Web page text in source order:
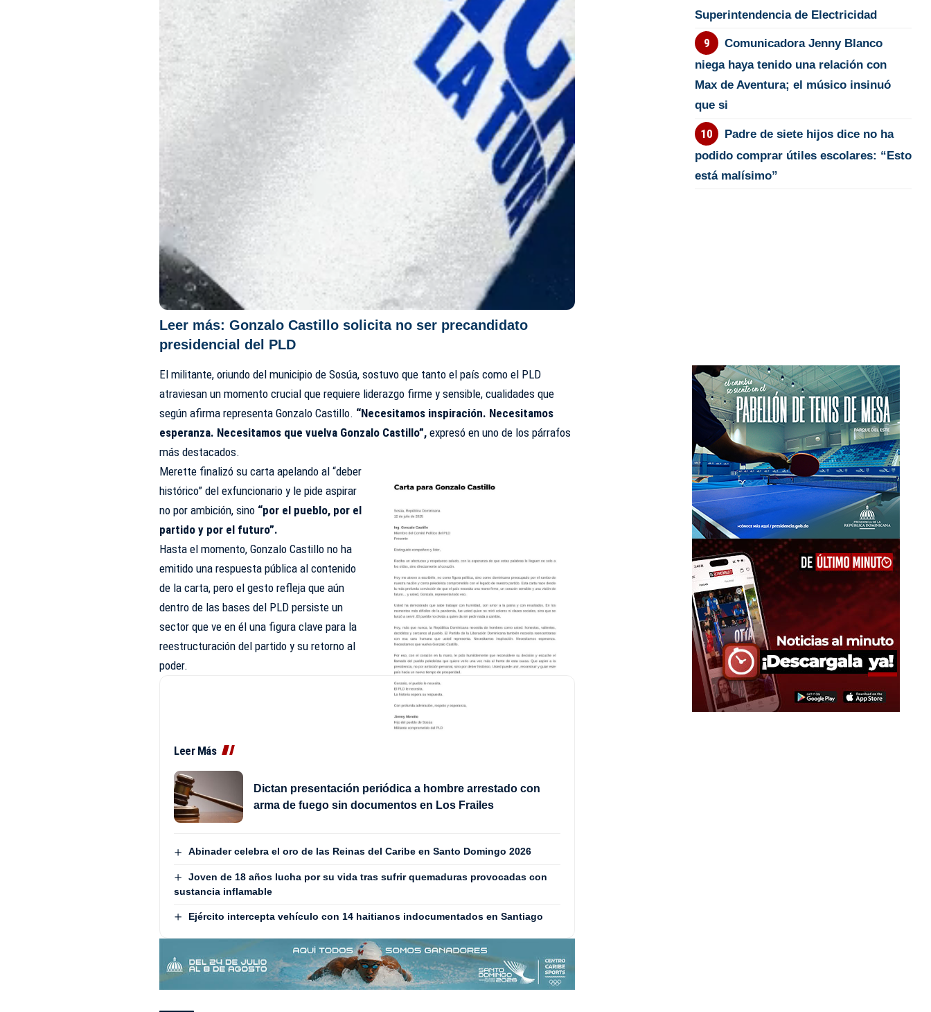
Leer más:Gonzalo Castillo solicita no ser precandidato
presidencial del PLD
El militante, oriundo del municipio de Sosúa, sostuvo que tanto el país como el PLD
atraviesan un momento crucial que requiere liderazgo firme y sensible, cualidades que
según afirma representa Gonzalo Castillo. “Necesitamos inspiración. Necesitamos
esperanza. Necesitamos que vuelva Gonzalo Castillo”,expresó en uno de los párrafos
más destacados.
Merette finalizó su carta apelando al “deber
histórico” del exfuncionario y le pide aspirar
no por ambición, sino “por el pueblo, por el
partido y por el futuro”.
Hasta el momento, Gonzalo Castillo no ha
emitido una respuesta pública al contenido
de la carta, pero el gesto refleja que aún
dentro de las bases del PLD persiste un
sector que ve en él una figura clave para la
reestructuración del partido y su retorno al
poder.
Leer Más
Dictan presentación periódica a hombre arrestado con
arma de fuego sin documentos en Los Frailes
Abinader celebra el oro de las Reinas del Caribe en Santo Domingo 2026
Joven de 18 años lucha por su vida tras sufrir quemaduras provocadas con
sustancia inflamable
Ejército intercepta vehículo con 14 haitianos indocumentados en Santiago
Superintendencia de Electricidad
Comunicadora Jenny Blanco
niega haya tenido una relación con
Max de Aventura; el músico insinuó
que si
Padre de siete hijos dice no ha
podido comprar útiles escolares: “Esto
está malísimo”